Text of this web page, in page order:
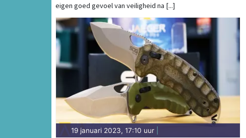
eigen goed gevoel van veiligheid na [...]
19 januari 2023, 17:10 uur